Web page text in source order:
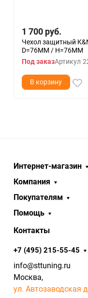
1 700 руб.
Чехол защитный
D=76MM / H=76MM
Под заказАртикул
В корзину
Интернет-магазин
Компания
Покупателям
Помощь
Контакты
+7 (495) 215-55-45
info@sttuning.ru
Москва,
ул. Автозаводская